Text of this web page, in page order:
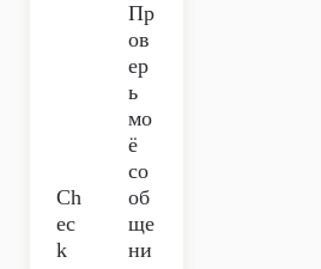
Ch
ec
k
Пр
ов
ер
ь
мо
ё
со
об
ще
ни